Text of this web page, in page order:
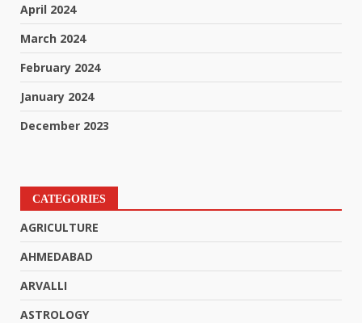
April 2024
March 2024
February 2024
January 2024
December 2023
CATEGORIES
AGRICULTURE
AHMEDABAD
ARVALLI
ASTROLOGY